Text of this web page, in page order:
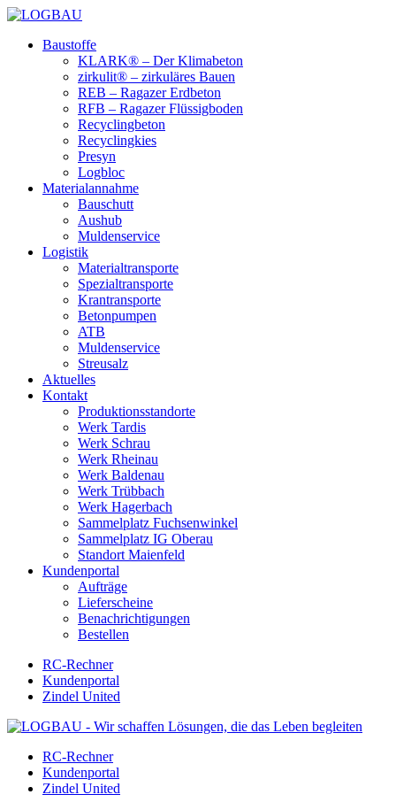
Baustoffe
KLARK® – Der Klimabeton
zirkulit® – zirkuläres Bauen
REB – Ragazer Erdbeton
RFB – Ragazer Flüssigboden
Recyclingbeton
Recyclingkies
Presyn
Logbloc
Materialannahme
Bauschutt
Aushub
Muldenservice
Logistik
Materialtransporte
Spezialtransporte
Krantransporte
Betonpumpen
ATB
Muldenservice
Streusalz
Aktuelles
Kontakt
Produktionsstandorte
Werk Tardis
Werk Schrau
Werk Rheinau
Werk Baldenau
Werk Trübbach
Werk Hagerbach
Sammelplatz Fuchsenwinkel
Sammelplatz IG Oberau
Standort Maienfeld
Kundenportal
Aufträge
Lieferscheine
Benachrichtigungen
Bestellen
RC-Rechner
Kundenportal
Zindel United
RC-Rechner
Kundenportal
Zindel United